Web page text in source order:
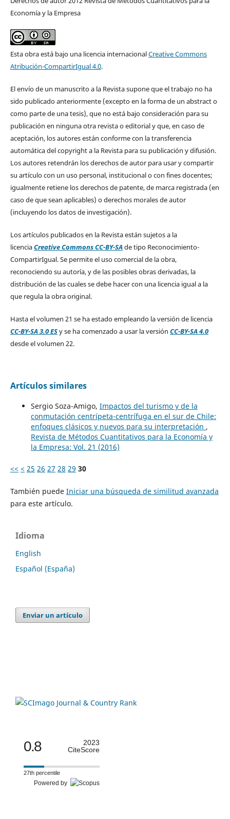
Economía y la Empresa
Esta obra está bajo una licencia internacionalCreative Commons
Atribución-CompartirIgual 4.0.
El envío de un manuscrito a la Revista supone que el trabajo no ha
sido publicado anteriormente (excepto en la forma de un abstract o
como parte de una tesis), que no está bajo consideración para su
publicación en ninguna otra revista o editorial y que, en caso de
aceptación, los autores están conforme con la transferencia
automática del copyright a la Revista para su publicación y difusión.
Los autores retendrán los derechos de autor para usar y compartir
su artículo con un uso personal, institucional o con fines docentes;
igualmente retiene los derechos de patente, de marca registrada (en
caso de que sean aplicables) o derechos morales de autor
(incluyendo los datos de investigación).
Los artículos publicados en la Revista están sujetos a la
licenciaCreative Commons CC-BY-SAde tipo Reconocimiento-
CompartirIgual. Se permite el uso comercial de la obra,
reconociendo su autoría, y de las posibles obras derivadas, la
distribución de las cuales se debe hacer con una licencia igual a la
que regula la obra original.
Hasta el volumen 21 se ha estado empleando la versión de licencia
CC-BY-SA 3.0 ESy se ha comenzado a usar la versión CC-BY-SA 4.0
desde el volumen 22.
Artículos similares
Sergio Soza-Amigo, Impactos del turismo y de la
conmutación centrípeta-centrífuga en el sur de Chile:
enfoques clásicos y nuevos para su interpretación ,
Revista de Métodos Cuantitativos para la Economía y
la Empresa: Vol. 21 (2016)
<< < 25 26 27 28 29 30
También puede Iniciar una búsqueda de similitud avanzada
para este artículo.
Idioma
English
Español (España)
Enviar un artículo
0.8
2023
CiteScore
27th percentile
Powered by